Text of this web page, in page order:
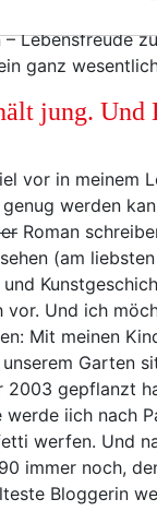
Menge für
Lebensfreude
ganz
jung. Und
vor in meinem
werden
Roman
(am
vor. Und ich
Mit meinen
Garten
2003 gepflanzt
werde iich nach
werfen. Und
immer noch,
Bloggerin